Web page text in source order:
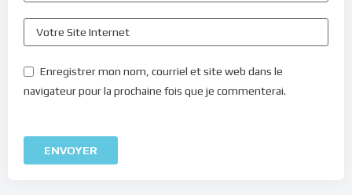
Enregistrer mon nom, courriel et site web dans le
navigateur pour la prochaine fois que je commenterai.